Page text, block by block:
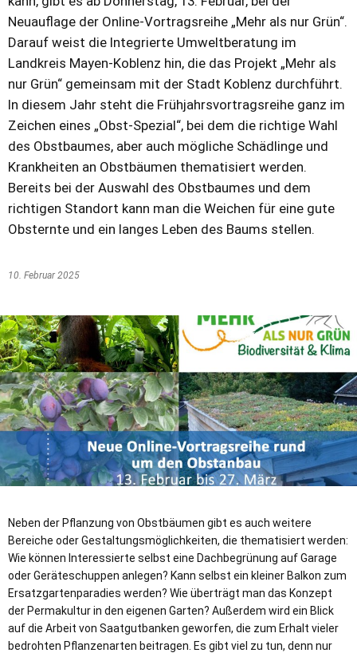
Neuauflage der Online-Vortragsreihe „Mehr als nur Grün“.
Darauf weist die Integrierte Umweltberatung im
Landkreis Mayen-Koblenz hin, die das Projekt „Mehr als
nur Grün“ gemeinsam mit der Stadt Koblenz durchführt.
In diesem Jahr steht die Frühjahrsvortragsreihe ganz im
Zeichen eines „Obst-Spezial“, bei dem die richtige Wahl
des Obstbaumes, aber auch mögliche Schädlinge und
Krankheiten an Obstbäumen thematisiert werden.
Bereits bei der Auswahl des Obstbaumes und dem
richtigen Standort kann man die Weichen für eine gute
Obsternte und ein langes Leben des Baums stellen.
10. Februar 2025
Neben der Pflanzung von Obstbäumen gibt es auch weitere
Bereiche oder Gestaltungsmöglichkeiten, die thematisiert werden:
Wie können Interessierte selbst eine Dachbegrünung auf Garage
oder Geräteschuppen anlegen? Kann selbst ein kleiner Balkon zum
Ersatzgartenparadies werden? Wie überträgt man das Konzept
der Permakultur in den eigenen Garten? Außerdem wird ein Blick
auf die Arbeit von Saatgutbanken geworfen, die zum Erhalt vieler
bedrohten Pflanzenarten beitragen. Es gibt viel zu tun, denn nur